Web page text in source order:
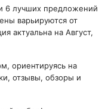
6 лучших предложений
варьируются от
актуальна на Август,
ориентируясь на
отзывы, обзоры и